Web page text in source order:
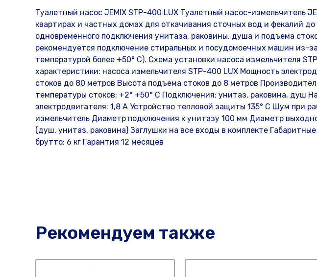
Туалетный насос JEMIX STP-400 LUX Туалетный насос-измельчитель
квартирах и частных домах для откачивания сточных вод и фекалий
одновременного подключения унитаза, раковины, душа и подъема
рекомендуется подключение стиральных и посудомоечных машин из-
температурой более +50° С). Схема установки насоса измельчителя
характеристики: насоса измельчителя STP-400 LUX Мощность
стоков до 80 метров Высота подъема стоков до 8 метров
температуры стоков: +2° +50° С Подключения: унитаз, раковина, душ
электродвигателя: 1,8 А Устройство тепловой защиты 135° С Шум при
измельчитель Диаметр подключения к унитазу 100 мм Диаметр
(душ, унитаз, раковина) Заглушки на все входы в комплекте
брутто: 6 кг Гарантия 12 месяцев
Рекомендуем также